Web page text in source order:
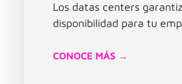
Los datas centers
disponibilidad para tu
CONOCE MÁS →